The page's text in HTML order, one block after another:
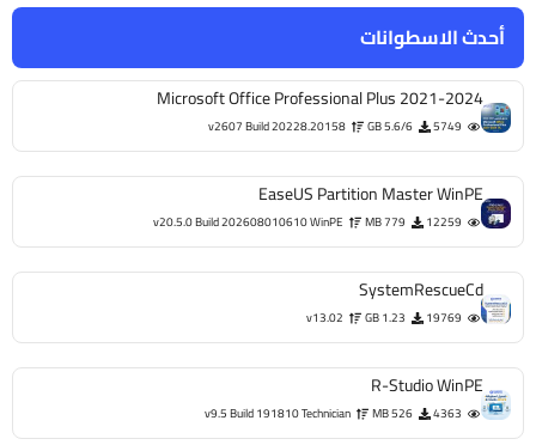
أحدث الاسطوانات
Microsoft Office Professional Plus 2021-2024
5749
5.6/6 GB
v2607 Build 20228.20158
EaseUS Partition Master WinPE
12259
779 MB
v20.5.0 Build 202608010610 WinPE
SystemRescueCd
19769
1.23 GB
v13.02
R-Studio WinPE
4363
526 MB
v9.5 Build 191810 Technician